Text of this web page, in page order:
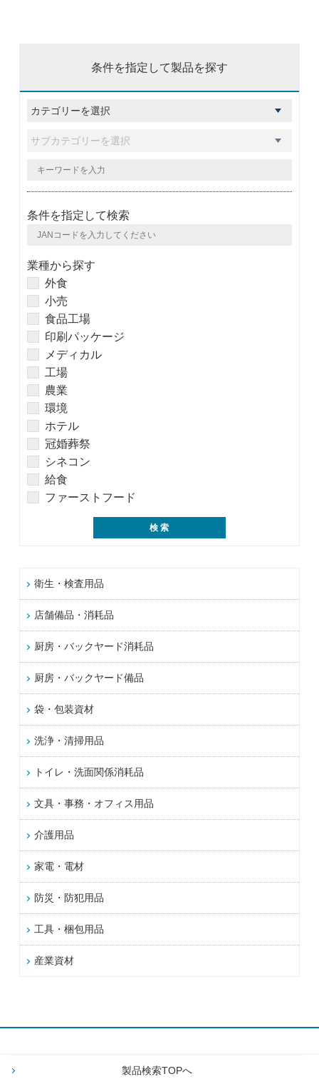
条件を指定して製品を探す
条件を指定して検索
業種から探す
外食
小売
食品工場
印刷パッケージ
メディカル
工場
農業
環境
ホテル
冠婚葬祭
シネコン
給食
ファーストフード
衛生・検査用品
店舗備品・消耗品
厨房・バックヤード消耗品
厨房・バックヤード備品
袋・包装資材
洗浄・清掃用品
トイレ・洗面関係消耗品
文具・事務・オフィス用品
介護用品
家電・電材
防災・防犯用品
工具・梱包用品
産業資材
製品検索TOPへ